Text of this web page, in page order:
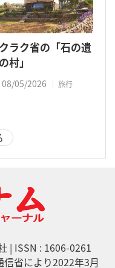
ラク省の「石の遺
村」
08/05/2026 旅行
| ISSN : 1606-0261
省により2022年3月